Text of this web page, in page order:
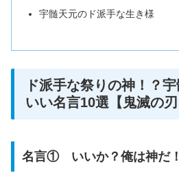
宇髄天元のド派手な生き様
ド派手な祭りの神！？
いい名言10選【鬼滅の刃
名言① いいか？俺は神だ！